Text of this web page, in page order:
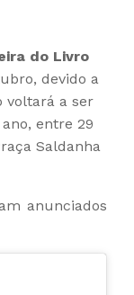
do Livro
devido a
voltará a ser
entre 29
Saldanha
anunciados